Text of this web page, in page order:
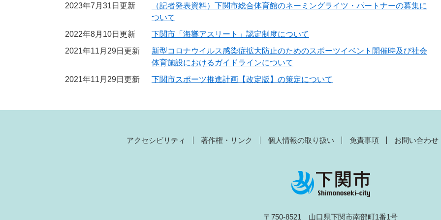
2023年7月31日更新
（記者発表資料）下関市総合体育館のネーミングライツ・パートナーの募集に
ついて
2022年8月10日更新
下関市「海響アスリート」認定制度について
2021年11月29日更新
新型コロナウイルス感染症拡大防止のためのスポーツイベント開催時及び社会
体育施設におけるガイドラインについて
2021年11月29日更新
下関市スポーツ推進計画【改定版】の策定について
アクセシビリティ 著作権・リンク 個人情報の取り扱い 免責事項 お問い合わせ
〒750-8521 山口県下関市南部町1番1号